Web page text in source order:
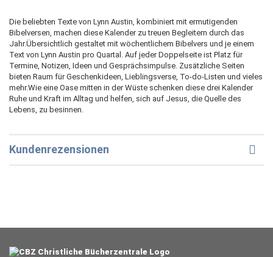
Die beliebten Texte von Lynn Austin, kombiniert mit ermutigenden
Bibelversen, machen diese Kalender zu treuen Begleitern durch das
Jahr.Übersichtlich gestaltet mit wöchentlichem Bibelvers und je einem
Text von Lynn Austin pro Quartal. Auf jeder Doppelseite ist Platz für
Termine, Notizen, Ideen und Gesprächsimpulse. Zusätzliche Seiten
bieten Raum für Geschenkideen, Lieblingsverse, To-do-Listen und vieles
mehr.Wie eine Oase mitten in der Wüste schenken diese drei Kalender
Ruhe und Kraft im Alltag und helfen, sich auf Jesus, die Quelle des
Lebens, zu besinnen.
Kundenrezensionen